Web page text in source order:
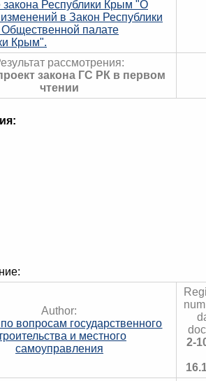
закона Республики Крым "О
в Закон Республики
палате
Крым".
рассмотрения:
закона ГС РК в первом
чтении
Author:
вопросам государственного
и местного
самоуправления
2-